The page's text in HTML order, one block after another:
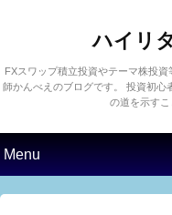
ハイリ
FXスワップ積立投資やテーマ株投
師かんべえのブログです。 投資初心
の道を示すこ
第1メニュー